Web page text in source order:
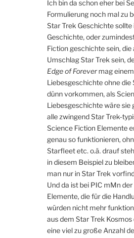
Ich bin da schon eher bei
Formulierung noch mal zu
Star Trek Geschichte
Geschichte, oder
Fiction geschichte sein, die
Umschlag Star Trek sein,
Edge of Forevermag
Liebesgeschichte ohne die
dünn vorkommen, als
Liebesgeschichte wäre sie
alle zwingend Star Trek-
Science Fiction Elemente
genau so funktionieren,
Starfleet etc. o.ä. drauf
in diesem Beispiel zu
man nur in Star Trek
Und da ist bei PIC mMn
Elemente, die für die
würden nicht mehr
aus dem Star Trek
eine viel zu große Anzahl